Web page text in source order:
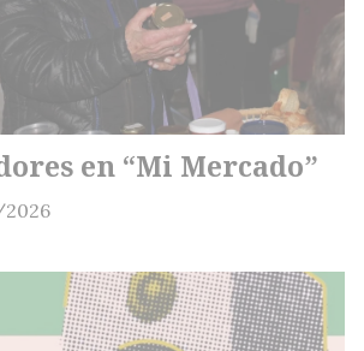
en “Mi Mercado”